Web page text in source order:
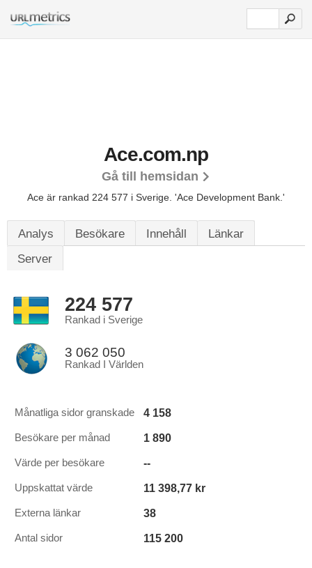
Ace.com.np
Gå till hemsidan
Ace är rankad 224 577 i Sverige. 'Ace Development Bank.'
Analys Besökare Innehåll
Länkar
Server
224 577
Rankad i Sverige
3 062 050
Rankad I Världen
Månatliga sidor granskade 4 158
Besökare per månad 1 890
Värde per besökare --
Uppskattat värde 11 398,77 kr
Externa länkar 38
Antal sidor 115 200